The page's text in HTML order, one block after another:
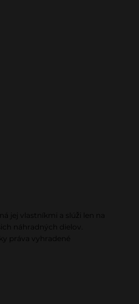
jej vlastníkmi a slúži len na
náhradných dielov.
práva vyhradené